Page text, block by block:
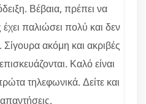
Βέβαια, πρέπει να
παλιώσει πολύ και δεν
ακόμη και ακριβές
Καλό είναι
τηλεφωνικά. Δείτε και